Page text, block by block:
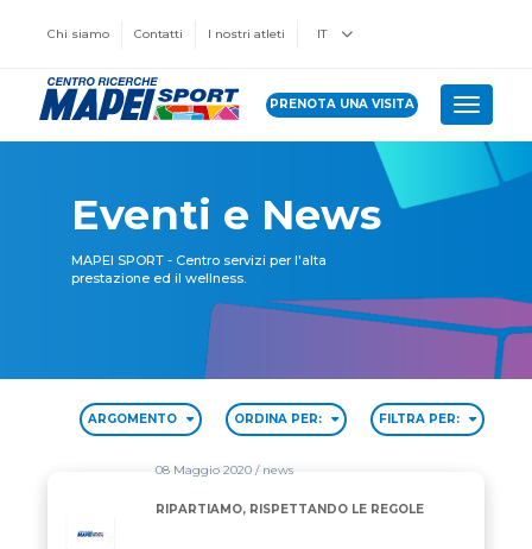
Chi siamo Contatti I nostri atleti IT
PRENOTA UNA VISITA Toggle
Eventi e News
MAPEI SPORT - Centro servizi per l'alta
prestazione ed il wellness.
ARGOMENTO ORDINA PER: FILTRA PER:
08 Maggio 2020/ news
RIPARTIAMO, RISPETTANDO LE REGOLE